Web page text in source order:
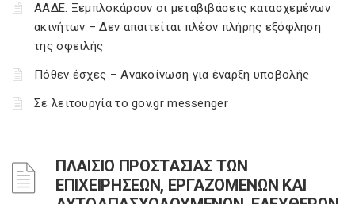
ΑΑΔΕ: Ξεμπλοκάρουν οι μεταβιβάσεις κατασχεμένων
ακινήτων – Δεν απαιτείται πλέον πλήρης εξόφληση
της οφειλής
Πόθεν έσχες – Ανακοίνωση για έναρξη υποβολής
Σε λειτουργία το gov.gr messenger
ΠΛΑΙΣΙΟ ΠΡΟΣΤΑΣΙΑΣ ΤΩΝ
ΕΠΙΧΕΙΡΗΣΕΩΝ, ΕΡΓΑΖΟΜΕΝΩΝ ΚΑΙ